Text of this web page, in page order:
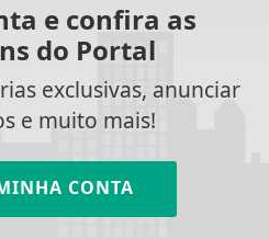
e confira as
do Portal
exclusivas, anunciar
e muito mais!
CONTA